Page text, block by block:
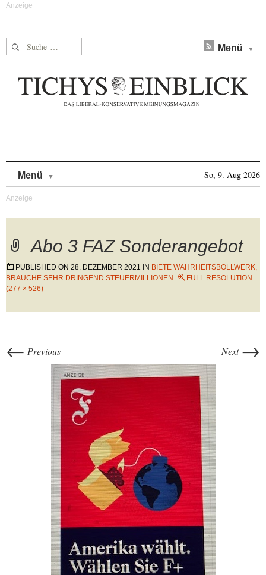
Suche nach: Menü
Menü So, 9. Aug 2026
Abo 3 FAZ Sonderangebot
PUBLISHED ON 28. DEZEMBER 2021 IN BIETE WAHRHEITSBOLLWERK,
BRAUCHE SEHR DRINGEND STEUERMILLIONEN
FULL RESOLUTION
(277 × 526)
← Previous Next →